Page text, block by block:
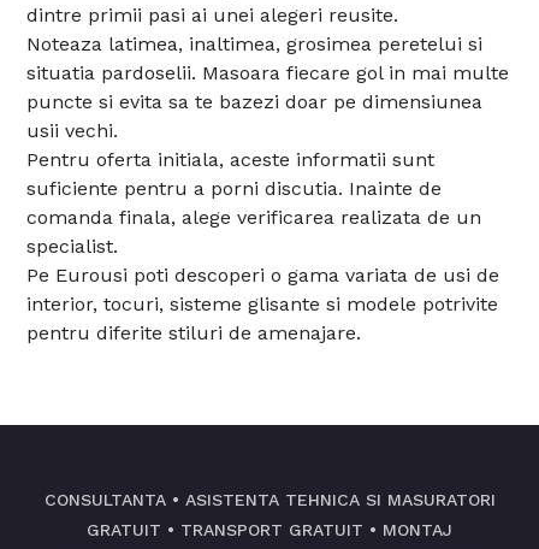
dintre primii pasi ai unei alegeri reusite.
Noteaza latimea, inaltimea, grosimea peretelui si
situatia pardoselii. Masoara fiecare gol in mai multe
puncte si evita sa te bazezi doar pe dimensiunea
usii vechi.
Pentru oferta initiala, aceste informatii sunt
suficiente pentru a porni discutia. Inainte de
comanda finala, alege verificarea realizata de un
specialist.
Pe Eurousi poti descoperi o gama variata de usi de
interior, tocuri, sisteme glisante si modele potrivite
pentru diferite stiluri de amenajare.
CONSULTANTA • ASISTENTA TEHNICA SI MASURATORI
GRATUIT • TRANSPORT GRATUIT • MONTAJ